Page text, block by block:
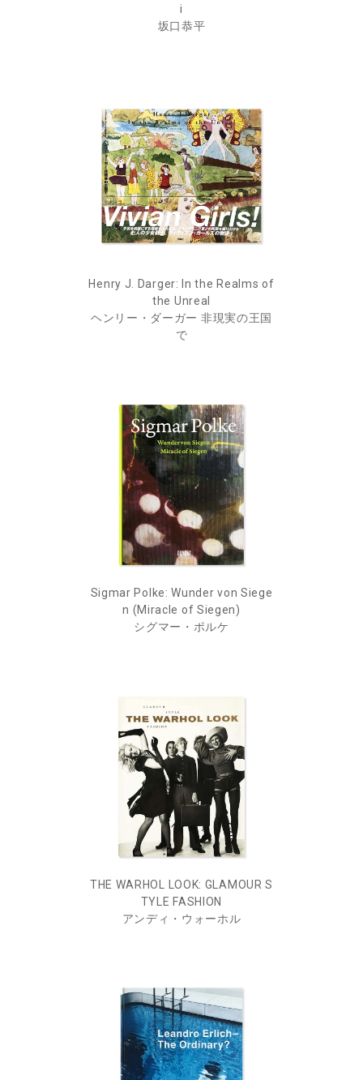
i
坂口恭平
Henry J. Darger: In the Realms of
the Unreal
ヘンリー・ダーガー 非現実の王国
で
Sigmar Polke: Wunder von Siege
n (Miracle of Siegen)
シグマー・ポルケ
THE WARHOL LOOK: GLAMOUR S
TYLE FASHION
アンディ・ウォーホル